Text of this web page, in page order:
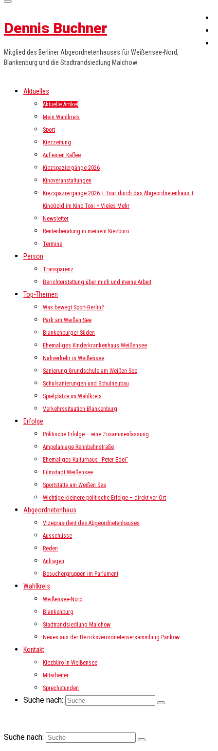
Dennis Buchner
Mitglied des Berliner Abgeordnetenhauses für Weißensee-Nord,
Blankenburg und die Stadtrandsiedlung Malchow
Aktuelles
Aktuelle Artikel
Mein Wahlkreis
Sport
Kiezzeitung
Auf einen Kaffee
Kiezspaziergänge 2026
Kinoveranstaltungen
Kiezspaziergänge 2026 + Tour durch das Abgeordnetenhaus +
KinoGold im Kino Toni + Vieles Mehr
Newsletter
Rentenberatung in meinem Kiezbüro
Termine
Person
Transparenz
Berichterstattung über mich und meine Arbeit
Top-Themen
Was bewegt Sport-Berlin?
Park am Weißen See
Blankenburger Süden
Ehemaliges Kinderkrankenhaus Weißensee
Nahverkehr in Weißensee
Sanierung Grundschule am Weißen See
Schulsanierungen und Schulneubau
Spielplätze im Wahlkreis
Verkehrssituation Blankenburg
Erfolge
Politische Erfolge – eine Zusammenfassung
Ampelanlage Rennbahnstraße
Ehemaliges Kulturhaus “Peter Edel”
Filmstadt Weißensee
Sportstätte am Weißen See
Wichtige kleinere politische Erfolge – direkt vor Ort
Abgeordnetenhaus
Vizepräsident des Abgeordnetenhauses
Ausschüsse
Reden
Anfragen
Besuchergruppen im Parlament
Wahlkreis
Weißensee-Nord
Blankenburg
Stadtrandsiedlung Malchow
Neues aus der Bezirksverordnetenversammlung Pankow
Kontakt
Kiezbüro in Weißensee
Mitarbeiter
Sprechstunden
Suche nach:
Suche nach: